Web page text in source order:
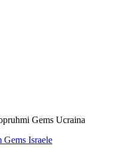
Gems Ucraina